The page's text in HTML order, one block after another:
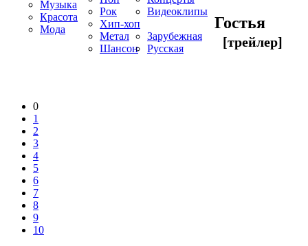
Музыка
Красота
Мода
Рок
Хип-хоп
Метал
Шансон
Видеоклипы
Зарубежная
Русская
Гостья
[трейлер]
0
1
2
3
4
5
6
7
8
9
10